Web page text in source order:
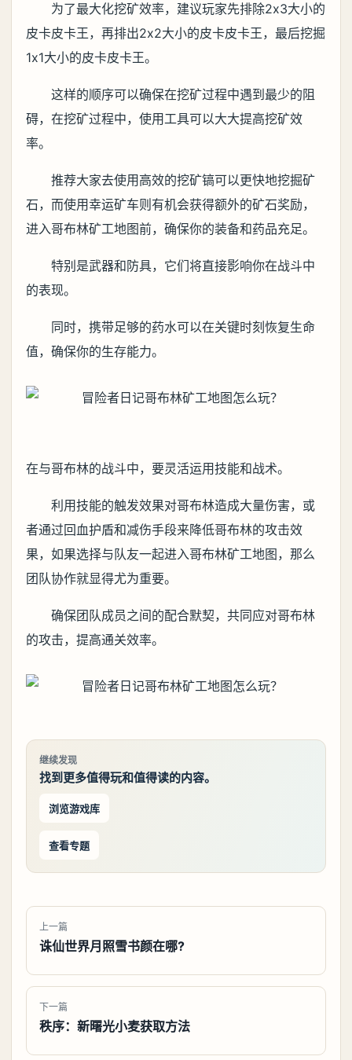
为了最大化挖矿效率，建议玩家先排除2x3大小的
皮卡皮卡王，再排出2x2大小的皮卡皮卡王，最后挖掘
1x1大小的皮卡皮卡王。
这样的顺序可以确保在挖矿过程中遇到最少的阻
碍‌，在挖矿过程中，使用工具可以大大提高挖矿效
率。
推荐大家去使用高效的挖矿镐可以更快地挖掘矿
石，而使用幸运矿车则有机会获得额外的矿石奖励‌，
进入哥布林矿工地图前，确保你的装备和药品充足。
特别是武器和防具，它们将直接影响你在战斗中
的表现。
同时，携带足够的药水可以在关键时刻恢复生命
值，确保你的生存能力‌。
在与哥布林的战斗中，要灵活运用技能和战术。
利用技能的触发效果对哥布林造成大量伤害，或
者通过回血护盾和减伤手段来降低哥布林的攻击效
果‌，如果选择与队友一起进入哥布林矿工地图，那么
团队协作就显得尤为重要。
确保团队成员之间的配合默契，共同应对哥布林
的攻击，提高通关效率‌。
继续发现
找到更多值得玩和值得读的内容。
浏览游戏库
查看专题
上一篇
诛仙世界月照雪书颜在哪?
下一篇
秩序：新曙光小麦获取方法